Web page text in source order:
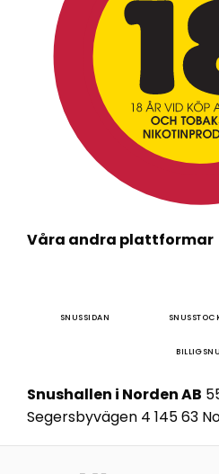
Våra andra plattformar
SNUSSIDAN
Snushallen i Norden AB
Segersbyvägen 4 145 63